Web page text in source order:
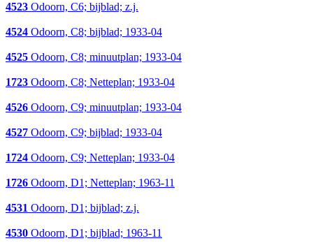
4523 Odoorn, C6; bijblad; z.j.
4524 Odoorn, C8; bijblad; 1933-04
4525 Odoorn, C8; minuutplan; 1933-04
1723 Odoorn, C8; Netteplan; 1933-04
4526 Odoorn, C9; minuutplan; 1933-04
4527 Odoorn, C9; bijblad; 1933-04
1724 Odoorn, C9; Netteplan; 1933-04
1726 Odoorn, D1; Netteplan; 1963-11
4531 Odoorn, D1; bijblad; z.j.
4530 Odoorn, D1; bijblad; 1963-11